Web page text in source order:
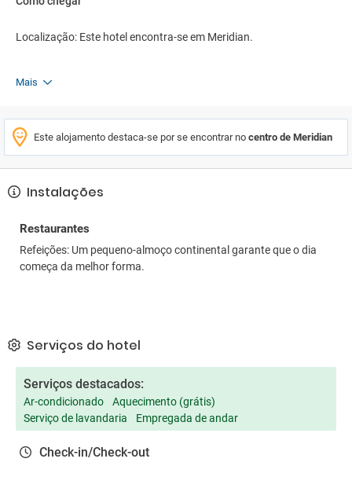
Localização: Este hotel encontra-se em Meridian.
Mais
Este alojamento destaca-se por se encontrar no centro de Meridian
Instalações
Restaurantes
Refeições: Um pequeno-almoço continental garante que o dia
começa da melhor forma.
Serviços do hotel
Serviços destacados:
Ar-condicionado
Aquecimento (grátis)
Serviço de lavandaria
Empregada de andar
Check-in/Check-out